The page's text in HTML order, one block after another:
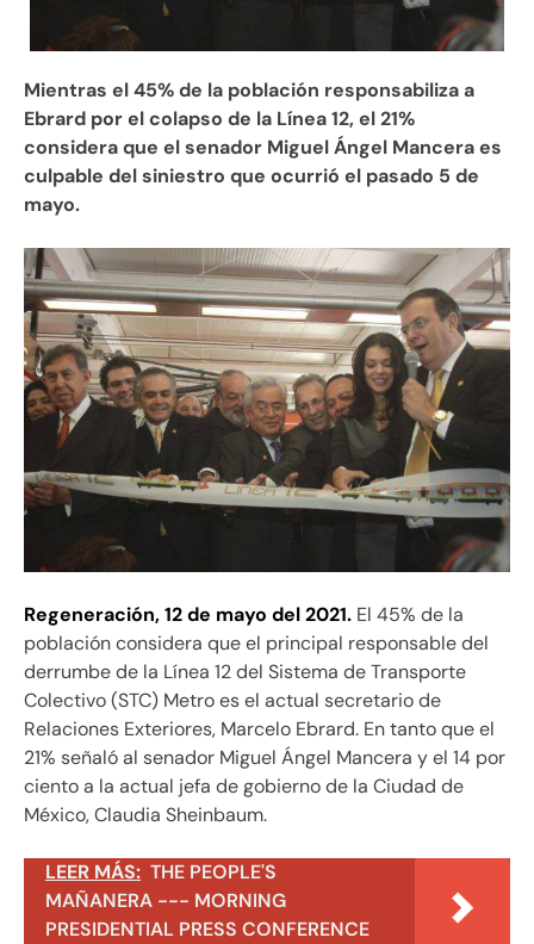
Mientras el 45% de la población responsabiliza a
Ebrard por el colapso de la Línea 12, el 21%
considera que el senador Miguel Ángel Mancera es
culpable del siniestro que ocurrió el pasado 5 de
mayo.
Regeneración, 12 de mayo del 2021. El 45% de la
población considera que el principal responsable del
derrumbe de la Línea 12 del Sistema de Transporte
Colectivo (STC) Metro es el actual secretario de
Relaciones Exteriores, Marcelo Ebrard. En tanto que el
21% señaló al senador Miguel Ángel Mancera y el 14 por
ciento a la actual jefa de gobierno de la Ciudad de
México, Claudia Sheinbaum.
LEER MÁS: THE PEOPLE'S
MAÑANERA --- MORNING
PRESIDENTIAL PRESS CONFERENCE